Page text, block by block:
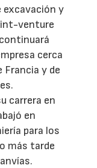
excavación y
venture
cerca
Francia y de
carrera en
en
para los
más tarde